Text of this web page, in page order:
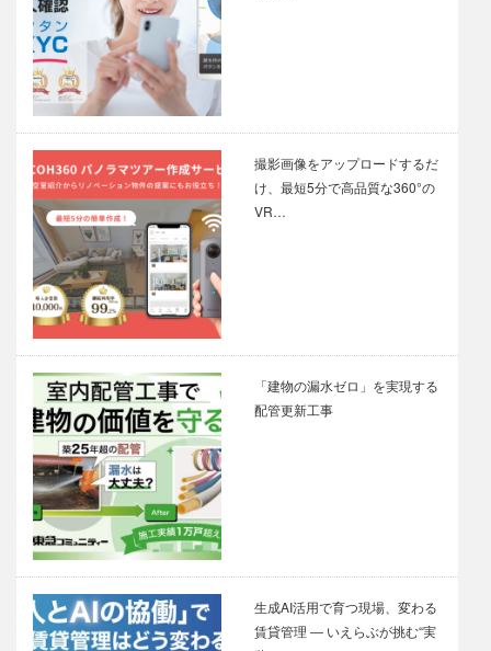
撮影画像をアップロードするだ
け、最短5分で高品質な360°の
VR…
「建物の漏水ゼロ」を実現する
配管更新工事
生成AI活用で育つ現場、変わる
賃貸管理 ― いえらぶが挑む“実